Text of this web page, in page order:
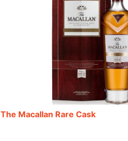
The Macallan Rare Cask